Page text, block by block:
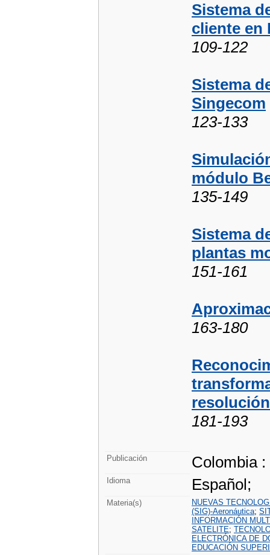
Sistema
cliente en
109-122
Sistema
Singecom
123-133
módulo
135-149
Sistema
plantas
151-161
163-180
resolución
181-193
Publicación Colombia
Idioma Español;
Materia(s)
NUEVAS
(SIG)-Aeronáutica;
INFORMACIÓN
SATELITE;
ELECTRÓNICA DE
EDUCACIÓN